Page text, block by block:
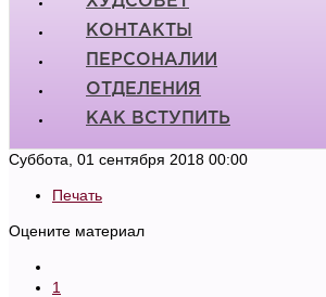
КОНТАКТЫ
ПЕРСОНАЛИИ
ОТДЕЛЕНИЯ
КАК ВСТУПИТЬ
Суббота, 01 сентября 2018 00:00
Печать
Оцените материал
1